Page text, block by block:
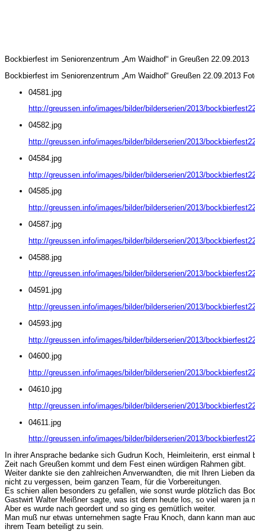
Bockbierfest im Seniorenzentrum „Am Waidhof“ in Greußen 22.09.2013
Bockbierfest im Seniorenzentrum „Am Waidhof“ Greußen 22.09.2013
04581.jpg
http://greussen.info/images/bilder/bilderserien/2013/
04582.jpg
http://greussen.info/images/bilder/bilderserien/2013/
04584.jpg
http://greussen.info/images/bilder/bilderserien/2013/
04585.jpg
http://greussen.info/images/bilder/bilderserien/2013/
04587.jpg
http://greussen.info/images/bilder/bilderserien/2013/
04588.jpg
http://greussen.info/images/bilder/bilderserien/2013/
04591.jpg
http://greussen.info/images/bilder/bilderserien/2013/
04593.jpg
http://greussen.info/images/bilder/bilderserien/2013/
04600.jpg
http://greussen.info/images/bilder/bilderserien/2013/
04610.jpg
http://greussen.info/images/bilder/bilderserien/2013/
04611.jpg
http://greussen.info/images/bilder/bilderserien/2013/
In ihrer Ansprache bedanke sich Gudrun Koch, Heimleiterin, erst
Zeit nach Greußen kommt und dem Fest einen würdigen Rahmen gibt.
Weiter dankte sie den zahlreichen Anverwandten, die mit Ihren Lieben
nicht zu vergessen, beim ganzen Team, für die Vorbereitungen.
Es schien allen besonders zu gefallen, wie sonst wurde plötzlich das
Gastwirt Walter Meißner sagte, was ist denn heute los, so viel waren ja
Aber es wurde nach geordert und so ging es gemütlich weiter.
Man muß nur etwas unternehmen sagte Frau Knoch, dann kann man
ihrem Team beteiligt zu sein.